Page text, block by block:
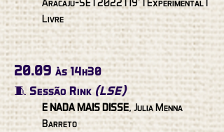
Livre
20.09 às 14h30
🧵 Sessão Rink(LSE)
E NADA MAIS DISSE, Julia Menna
Barreto